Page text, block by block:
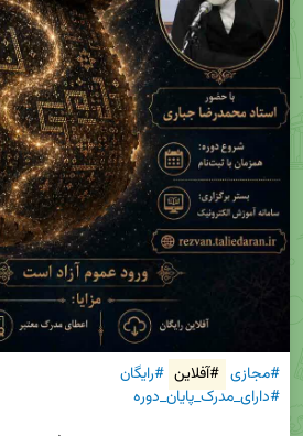
#مجازی #آفلاین #رایگان
#دارای_مدرک_پایان_دوره